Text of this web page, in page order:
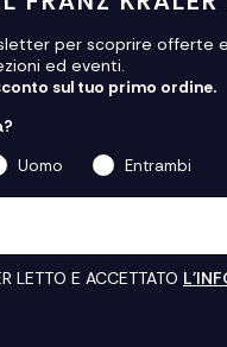
per scoprire offerte
ed eventi.
sul tuo primo ordine.
Uomo
Entrambi
LETTO E ACCETTATO